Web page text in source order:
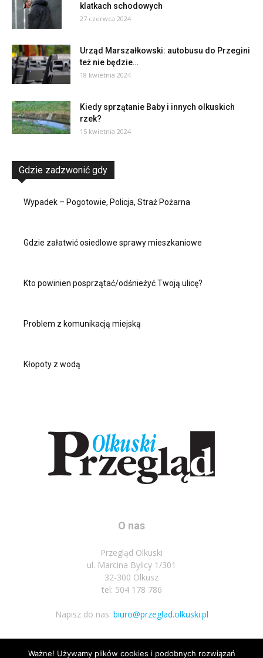
klatkach schodowych
27 czerwca 2024
Urząd Marszałkowski: autobusu do Przegini
też nie będzie…
18 kwietnia 2024
Kiedy sprzątanie Baby i innych olkuskich
rzek?
15 kwietnia 2024
Gdzie zadzwonić gdy
Wypadek – Pogotowie, Policja, Straż Pożarna
Gdzie załatwić osiedlowe sprawy mieszkaniowe
Kto powinien posprzątać/odśnieżyć Twoją ulicę?
Problem z komunikacją miejską
Kłopoty z wodą
O nas
Przegląd Olkuski
ul. Marcina Bylicy 1/301
32-300 Olkusz
tel: 504 178 786
Napisz do nas: biuro@przeglad.olkuski.pl
Ważne! Używamy plików cookies i podobnych rozwiązań